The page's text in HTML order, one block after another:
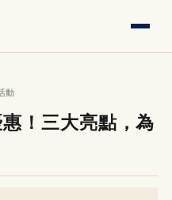
動
！三大亮點，為